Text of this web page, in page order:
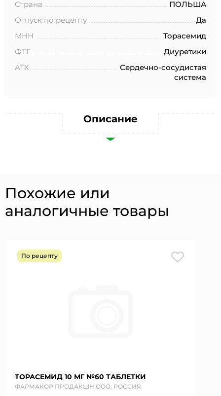
Страна
ПОЛЬША
Отпуск по рецепту
Да
МНН
Торасемид
ФТГ
Диуретики
АТХ
Сердечно-сосудистая
система
Описание
Похожие или
аналогичные товары
По рецепту
ТОРАСЕМИД 10 МГ №60 ТАБЛЕТКИ
ФАРМАКОР ПРОДАКШН ООО, РОССИЯ
целей, определенных в Согласии на обработку
персональных данных *